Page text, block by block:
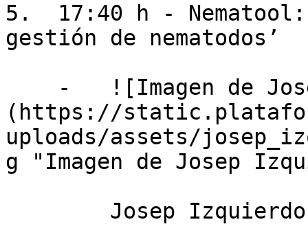
5.  17:40 h -
gestión de nematodos’
(https://
uploads/assets/
g "Imagen de Josep